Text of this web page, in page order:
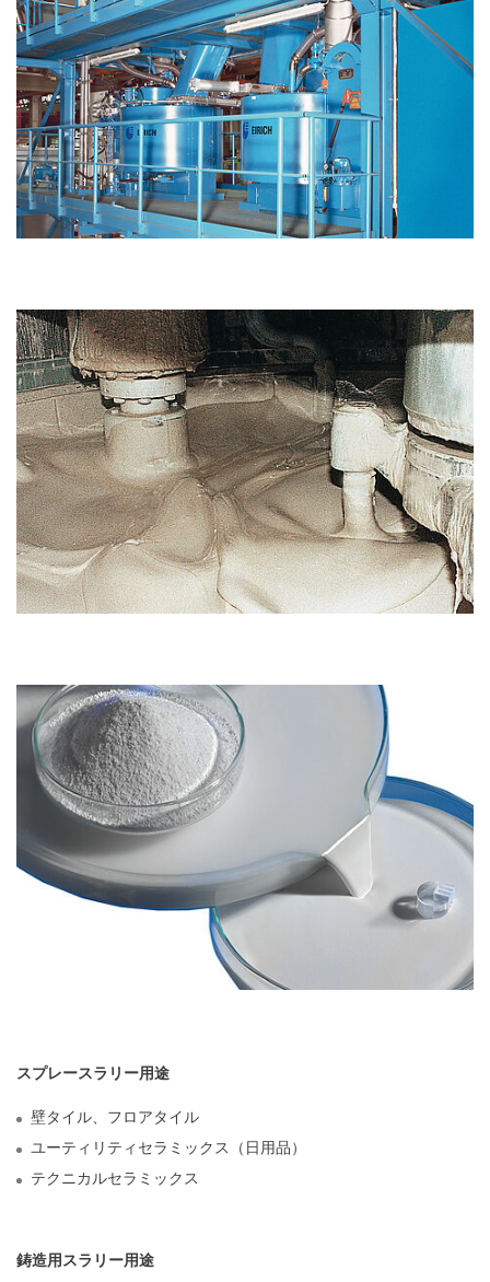
スプレースラリー用途
壁タイル、フロアタイル
ユーティリティセラミックス（日用品）
テクニカルセラミックス
鋳造用スラリー用途